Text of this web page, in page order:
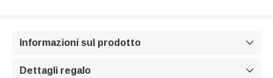
Informazioni sul prodotto 
Dettagli regalo 